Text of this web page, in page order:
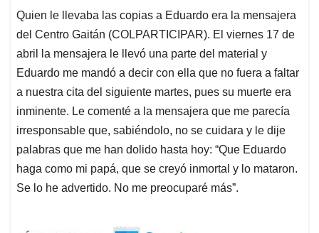
Quien le llevaba las copias a Eduardo era la mensajera
del Centro Gaitán (COLPARTICIPAR). El viernes 17 de
abril la mensajera le llevó una parte del material y
Eduardo me mandó a decir con ella que no fuera a faltar
a nuestra cita del siguiente martes, pues su muerte era
inminente. Le comenté a la mensajera que me parecía
irresponsable que, sabiéndolo, no se cuidara y le dije
palabras que me han dolido hasta hoy: “Que Eduardo
haga como mi papá, que se creyó inmortal y lo mataron.
Se lo he advertido. No me preocuparé más”.